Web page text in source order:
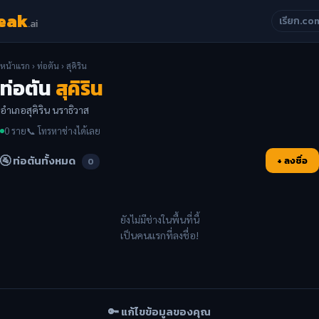
.ai เรียก
หน้าแรก ›ท่อตัน› สุคิริน
ท่อตันสุคิริน
อำเภอสุคิริน นราธิวาส
0 ราย📞 โทรหาช่างได้เลย
🚰 ท่อตันทั้งหมด 0 + ลงชื่อ
ยังไม่มีช่างในพื้นที่นี้
เป็นคนแรกที่ลงชื่อ!
🔑 แก้ไขข้อมูลของคุณ